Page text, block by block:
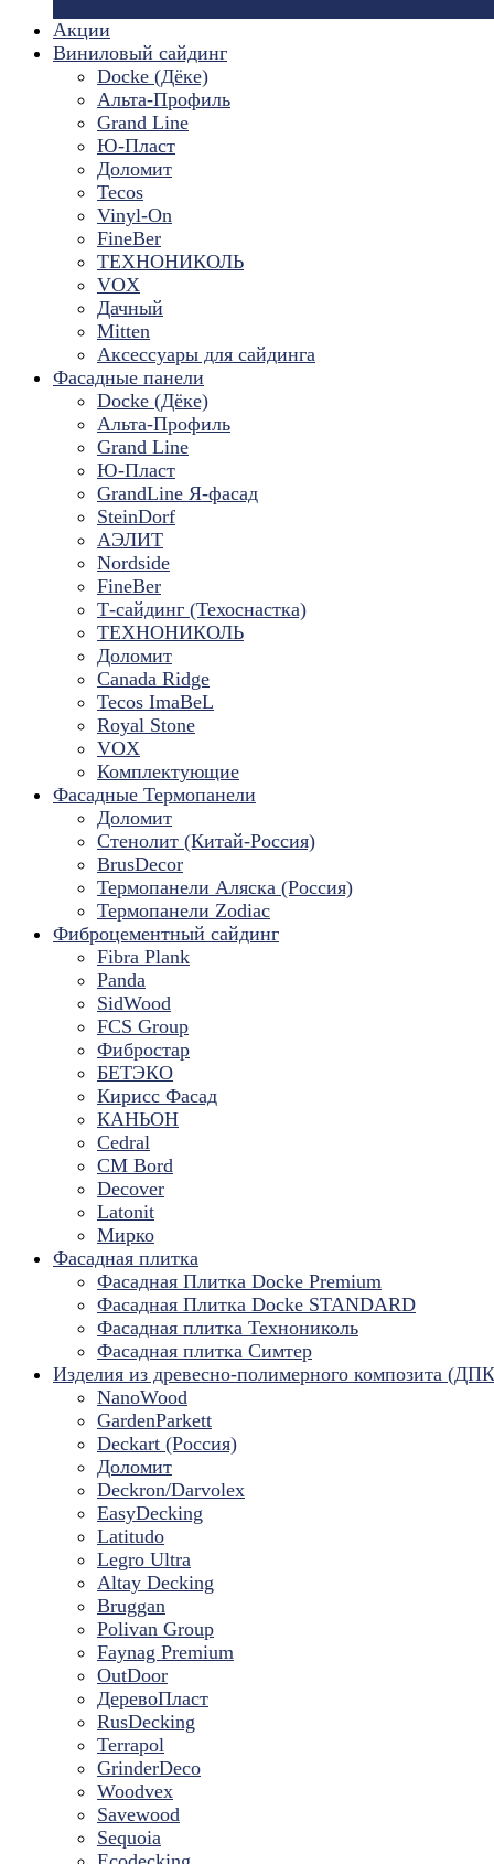
Акции
Виниловый сайдинг
Docke (Дёке)
Альта-Профиль
Grand Line
Ю-Пласт
Доломит
Tecos
Vinyl-On
FineBer
ТЕХНОНИКОЛЬ
VOX
Дачный
Mitten
Аксессуары для сайдинга
Фасадные панели
Docke (Дёке)
Альта-Профиль
Grand Line
Ю-Пласт
GrandLine Я-фасад
SteinDorf
АЭЛИТ
Nordside
FineBer
Т-сайдинг (Техоснастка)
ТЕХНОНИКОЛЬ
Доломит
Canada Ridge
Tecos ImaBeL
Royal Stone
VOX
Комплектующие
Фасадные Термопанели
Доломит
Стенолит (Китай-Россия)
BrusDecor
Термопанели Аляска (Россия)
Термопанели Zodiac
Фиброцементный сайдинг
Fibra Plank
Panda
SidWood
FCS Group
Фибростар
БЕТЭКО
Кирисс Фасад
КАНЬОН
Cedral
CM Bord
Decover
Latonit
Мирко
Фасадная плитка
Фасадная Плитка Docke Premium
Фасадная Плитка Docke STANDARD
Фасадная плитка Технониколь
Фасадная плитка Симтер
Изделия из древесно-полимерного композита
NanoWood
GardenParkett
Deckart (Россия)
Доломит
Deckron/Darvolex
EasyDecking
Latitudo
Legro Ultra
Altay Decking
Bruggan
Polivan Group
Faynag Premium
OutDoor
ДеревоПласт
RusDecking
Terrapol
GrinderDeco
Woodvex
Savewood
Sequoia